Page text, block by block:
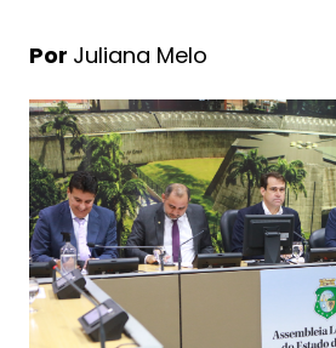
Por Juliana Melo